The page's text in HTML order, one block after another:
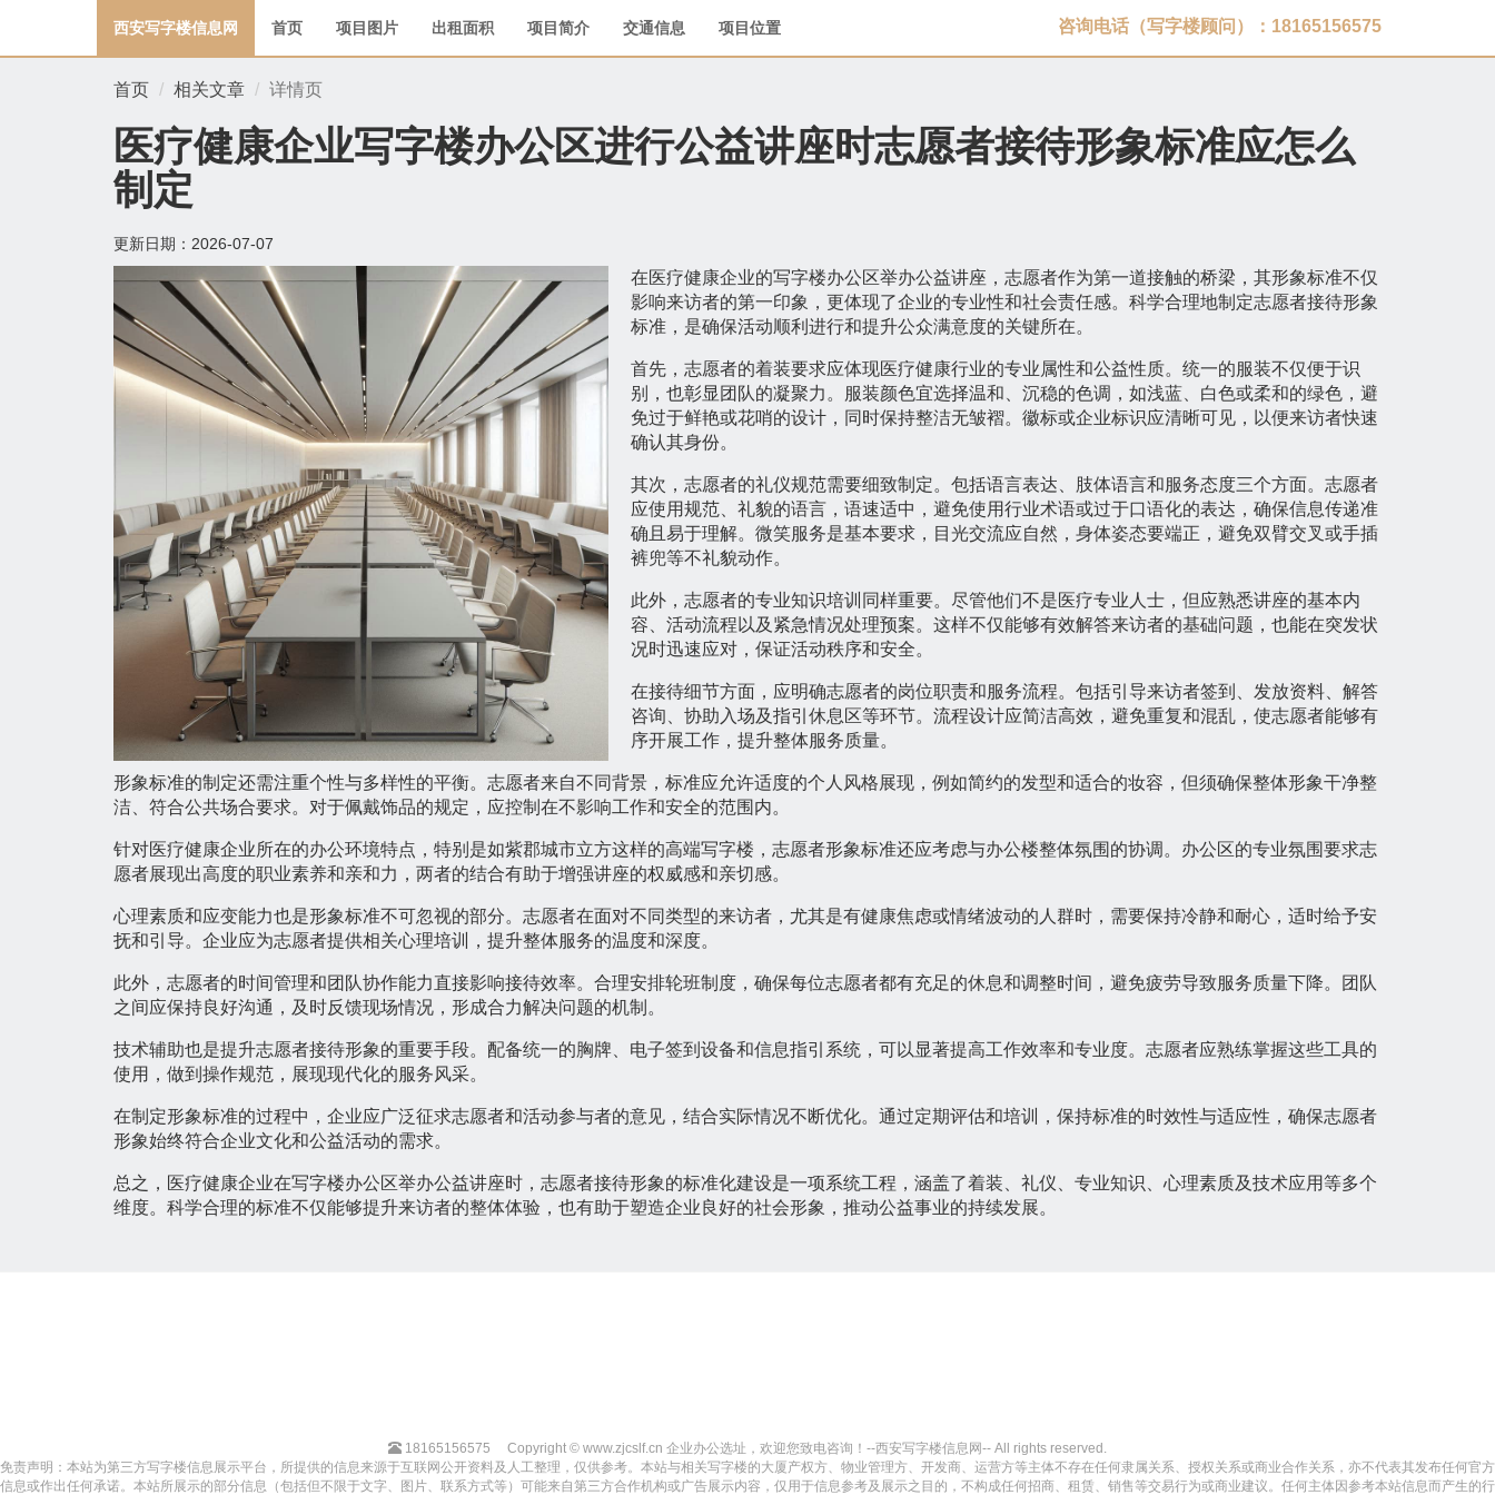
西安写字楼信息网 首页 项目图片 出租面积 项目简介 交通信息 项目位置 咨询电话（写字楼顾问）：18165156575
首页 相关文章 详情页
医疗健康企业写字楼办公区进行公益讲座时志愿者接待形象标准应怎么
制定
更新日期： 2026-07-07
在医疗健康企业的写字楼办公区举办公益讲座，志愿者作为第一道接触的桥梁，其形象标准不仅
影响来访者的第一印象，更体现了企业的专业性和社会责任感。科学合理地制定志愿者接待形象
标准，是确保活动顺利进行和提升公众满意度的关键所在。
首先，志愿者的着装要求应体现医疗健康行业的专业属性和公益性质。统一的服装不仅便于识
别，也彰显团队的凝聚力。服装颜色宜选择温和、沉稳的色调，如浅蓝、白色或柔和的绿色，避
免过于鲜艳或花哨的设计，同时保持整洁无皱褶。徽标或企业标识应清晰可见，以便来访者快速
确认其身份。
其次，志愿者的礼仪规范需要细致制定。包括语言表达、肢体语言和服务态度三个方面。志愿者
应使用规范、礼貌的语言，语速适中，避免使用行业术语或过于口语化的表达，确保信息传递准
确且易于理解。微笑服务是基本要求，目光交流应自然，身体姿态要端正，避免双臂交叉或手插
裤兜等不礼貌动作。
此外，志愿者的专业知识培训同样重要。尽管他们不是医疗专业人士，但应熟悉讲座的基本内
容、活动流程以及紧急情况处理预案。这样不仅能够有效解答来访者的基础问题，也能在突发状
况时迅速应对，保证活动秩序和安全。
在接待细节方面，应明确志愿者的岗位职责和服务流程。包括引导来访者签到、发放资料、解答
咨询、协助入场及指引休息区等环节。流程设计应简洁高效，避免重复和混乱，使志愿者能够有
序开展工作，提升整体服务质量。
形象标准的制定还需注重个性与多样性的平衡。志愿者来自不同背景，标准应允许适度的个人风格展现，例如简约的发型和适合的妆容，但须确保整体形象干净整
洁、符合公共场合要求。对于佩戴饰品的规定，应控制在不影响工作和安全的范围内。
针对医疗健康企业所在的办公环境特点，特别是如紫郡城市立方这样的高端写字楼，志愿者形象标准还应考虑与办公楼整体氛围的协调。办公区的专业氛围要求志
愿者展现出高度的职业素养和亲和力，两者的结合有助于增强讲座的权威感和亲切感。
心理素质和应变能力也是形象标准不可忽视的部分。志愿者在面对不同类型的来访者，尤其是有健康焦虑或情绪波动的人群时，需要保持冷静和耐心，适时给予安
抚和引导。企业应为志愿者提供相关心理培训，提升整体服务的温度和深度。
此外，志愿者的时间管理和团队协作能力直接影响接待效率。合理安排轮班制度，确保每位志愿者都有充足的休息和调整时间，避免疲劳导致服务质量下降。团队
之间应保持良好沟通，及时反馈现场情况，形成合力解决问题的机制。
技术辅助也是提升志愿者接待形象的重要手段。配备统一的胸牌、电子签到设备和信息指引系统，可以显著提高工作效率和专业度。志愿者应熟练掌握这些工具的
使用，做到操作规范，展现现代化的服务风采。
在制定形象标准的过程中，企业应广泛征求志愿者和活动参与者的意见，结合实际情况不断优化。通过定期评估和培训，保持标准的时效性与适应性，确保志愿者
形象始终符合企业文化和公益活动的需求。
总之，医疗健康企业在写字楼办公区举办公益讲座时，志愿者接待形象的标准化建设是一项系统工程，涵盖了着装、礼仪、专业知识、心理素质及技术应用等多个
维度。科学合理的标准不仅能够提升来访者的整体体验，也有助于塑造企业良好的社会形象，推动公益事业的持续发展。
18165156575
Copyright © www.zjcslf.cn 企业办公选址，欢迎您致电咨询！--西安写字楼信息网-- All rights reserved.
免责声明：本站为第三方写字楼信息展示平台，所提供的信息来源于互联网公开资料及人工整理，仅供参考。本站与相关写字楼的大厦产权方、物业管理方、开发商、运营方等主体不存在任何隶属关系、授权关系或商业合作关系，亦不代表其发布任何官方
信息或作出任何承诺。本站所展示的部分信息（包括但不限于文字、图片、联系方式等）可能来自第三方合作机构或广告展示内容，仅用于信息参考及展示之目的，不构成任何招商、租赁、销售等交易行为或商业建议。任何主体因参考本站信息而产生的行